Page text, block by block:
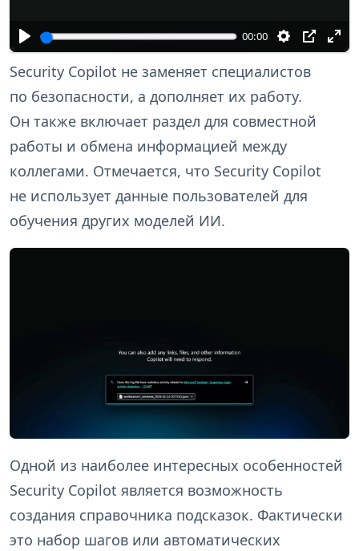
00:00
з
в
т
и
Security Copilot не заменяет специалистов
по безопасности, а дополняет их работу.
Он также включает раздел для совместной
работы и обмена информацией между
коллегами. Отмечается, что Security Copilot
не использует данные пользователей для
обучения других моделей ИИ.
Одной из наиболее интересных особенностей
Security Copilot является возможность
создания справочника подсказок. Фактически
это набор шагов или автоматических